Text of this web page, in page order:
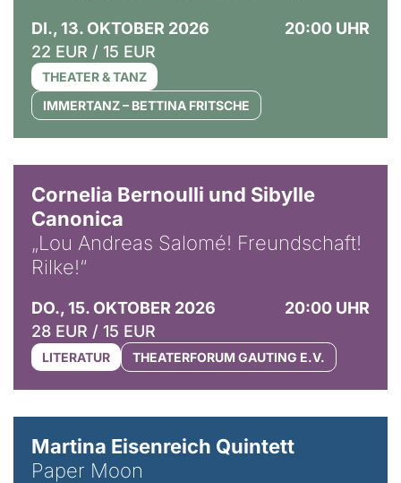
DI., 13. OKTOBER 2026
20:00 UHR
22 EUR / 15 EUR
THEATER & TANZ
IMMERTANZ – BETTINA FRITSCHE
Cornelia Bernoulli und Sibylle
Canonica
„Lou Andreas Salomé! Freundschaft!
Rilke!“
DO., 15. OKTOBER 2026
20:00 UHR
28 EUR / 15 EUR
LITERATUR THEATERFORUM GAUTING E.V.
Martina Eisenreich Quintett
Paper Moon